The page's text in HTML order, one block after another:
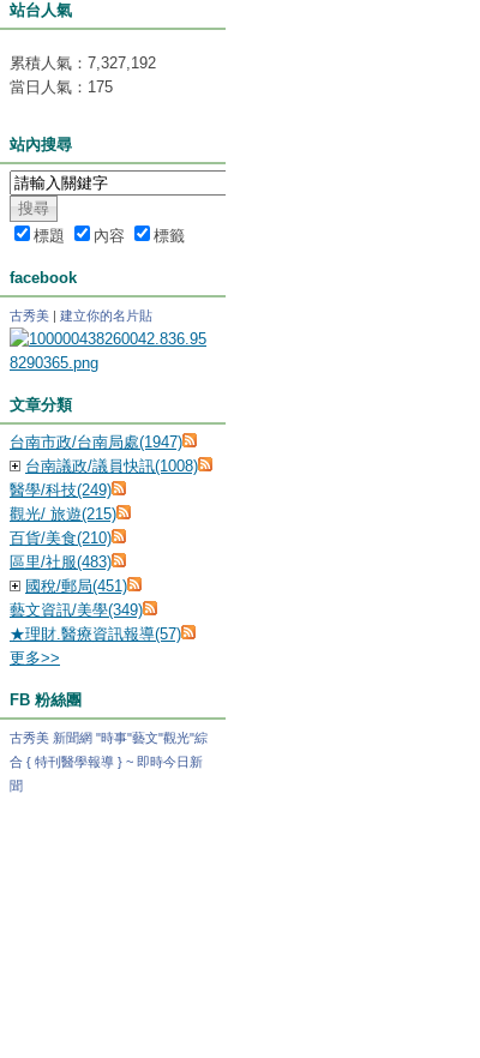
站台人氣
累積人氣： 7,327,192
當日人氣： 175
站內搜尋
標題 內容 標籤
facebook
古秀美 | 建立你的名片貼
文章分類
台南市政/台南局處(1947)
台南議政/議員快訊(1008)
醫學/科技(249)
觀光/ 旅遊(215)
百貨/美食(210)
區里/社服(483)
國稅/郵局(451)
藝文資訊/美學(349)
★理財.醫療資訊報導(57)
更多>>
FB 粉絲團
古秀美 新聞網 "時事"藝文"觀光"綜
合 { 特刊醫學報導 } ~ 即時今日新
聞